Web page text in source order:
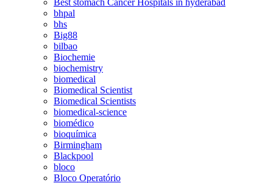
bhpal
bhs
Big88
bilbao
Biochemie
biochemistry
biomedical
Biomedical Scientist
Biomedical Scientists
biomedical-science
biomédico
bioquímica
Birmingham
Blackpool
bloco
Bloco Operatório